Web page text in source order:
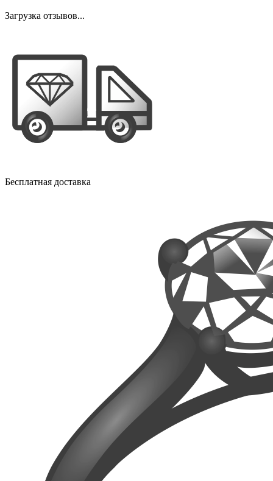
Загрузка отзывов...
Бесплатная доставка